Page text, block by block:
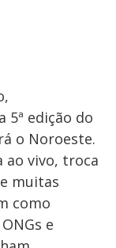
5ª edição do
o Noroeste.
ao vivo, troca
muitas
como
e